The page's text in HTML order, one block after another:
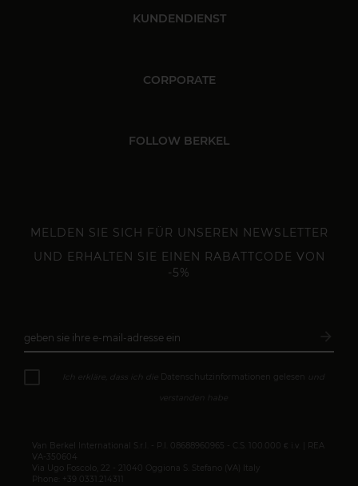
KUNDENDIENST
CORPORATE
FOLLOW BERKEL
MELDEN SIE SICH FÜR UNSEREN NEWSLETTER
UND ERHALTEN SIE EINEN RABATTCODE VON
-5%
geben sie ihre e-mail-adresse ein
Ich erkläre, dass ich die Datenschutzinformationen gelesen
und
verstanden habe
Van Berkel International S.r.l. - P.I. 08688960965 - C.S. 100.000 € i.v. | REA
VA-350604
Via Ugo Foscolo, 22 - 21040 Oggiona S. Stefano (VA) Italy
Phone: +39 0331.214311